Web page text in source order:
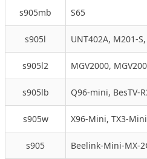
s905mb S65
s905l UNT402A, M201-
s905l2 MGV2000,
s905lb Q96-mini, BesTV-
s905w X96-Mini, TX3-
s905 Beelink-Mini-MX-